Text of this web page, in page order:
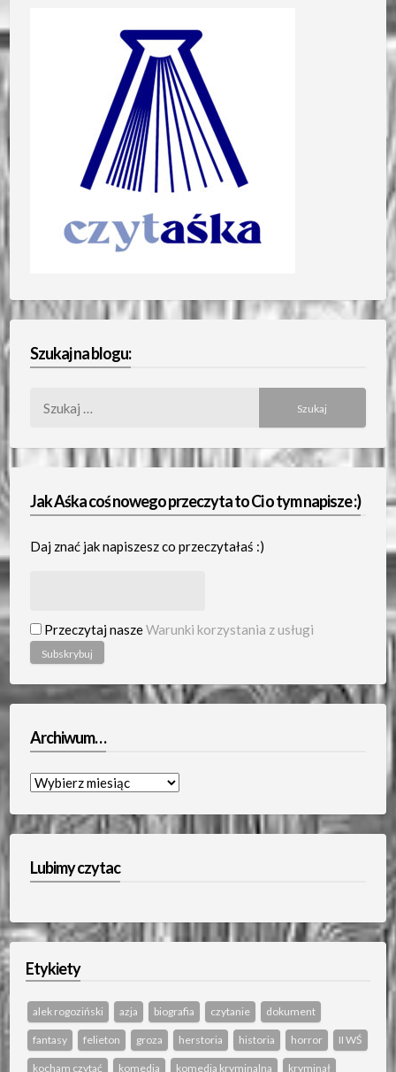
Szukaj na blogu:
Jak Aśka coś nowego przeczyta to Ci o tym napisze :)
Daj znać jak napiszesz co przeczytałaś :)
Przeczytaj naszeWarunki korzystania z usługi
Archiwum…
Archiwum…
Lubimy czytac
Etykiety
alek rogoziński azja biografia czytanie dokument
fantasy felieton groza herstoria historia horror II WŚ
kocham czytać komedia komedia kryminalna kryminał